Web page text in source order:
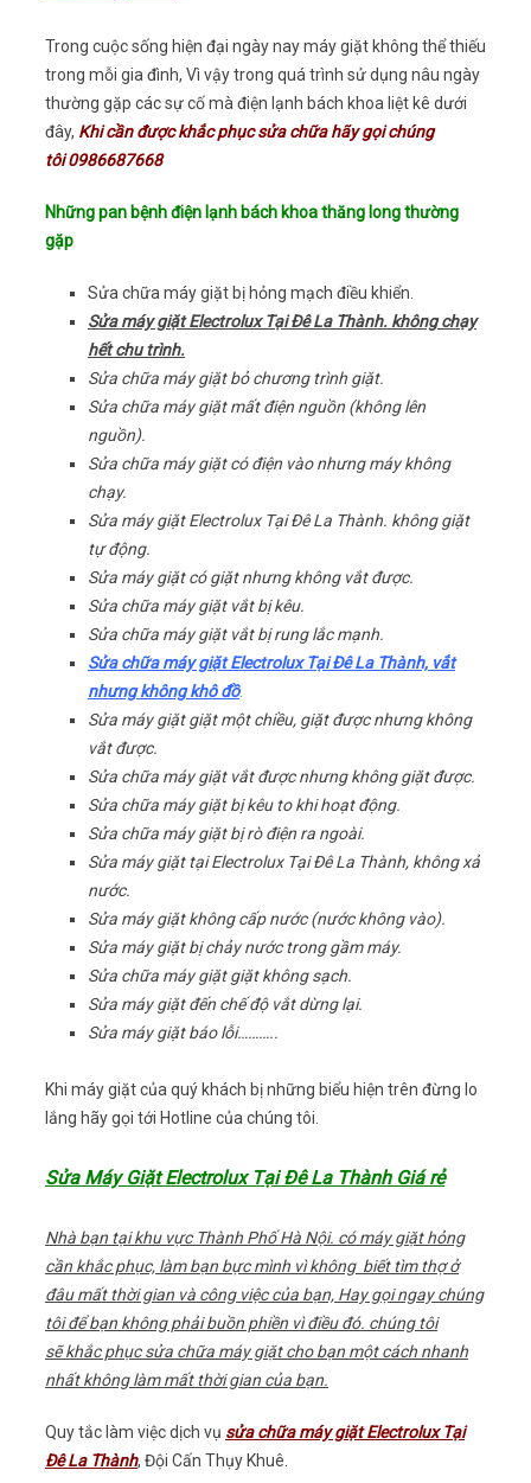
Trong cuộc sống hiện đại ngày nay máy giặt không thể thiếu
trong mỗi gia đình, Vì vậy trong quá trình sử dụng nâu ngày
thường gặp các sự cố mà điện lạnh bách khoa liệt kê dưới
đây, Khi cần được khắc phục sửa chữa hãy gọi chúng
tôi 0986687668
Những pan bệnh điện lạnh bách khoa thăng long thường
gặp
Sửa chữa máy giặt bị hỏng mạch điều khiển.
Sửa máy giặt Electrolux Tại Đê La Thành. không chạy
hết chu trình.
Sửa chữa máy giặt bỏ chương trình giặt.
Sửa chữa máy giặt mất điện nguồn (không lên
nguồn).
Sửa chữa máy giặt có điện vào nhưng máy không
chạy.
Sửa máy giặt Electrolux Tại Đê La Thành. không giặt
tự động.
Sửa máy giặt có giặt nhưng không vắt được.
Sửa chữa máy giặt vắt bị kêu.
Sửa chữa máy giặt vắt bị rung lắc mạnh.
Sửa chữa máy giặt Electrolux Tại Đê La Thành, vắt
nhưng không khô đồ.
Sửa máy giặt giặt một chiều, giặt được nhưng không
vắt được.
Sửa chữa máy giặt vắt được nhưng không giặt được.
Sửa chữa máy giặt bị kêu to khi hoạt động.
Sửa chữa máy giặt bị rò điện ra ngoài.
Sửa máy giặt tại Electrolux Tại Đê La Thành, không xả
nước.
Sửa máy giặt không cấp nước (nước không vào).
Sửa máy giặt bị chảy nước trong gầm máy.
Sửa chữa máy giặt giặt không sạch.
Sửa máy giặt đến chế độ vắt dừng lại.
Sửa máy giặt báo lỗi………..
Khi máy giặt của quý khách bị những biểu hiện trên đừng lo
lắng hãy gọi tới Hotline của chúng tôi.
Sửa Máy Giặt Electrolux Tại Đê La Thành Giá rẻ
Nhà bạn tại khu vực Thành Phố Hà Nội. có máy giặt hỏng
cần khắc phục, làm bạn bực mình vì không biết tìm thợ ở
đâu mất thời gian và công việc của bạn, Hay gọi ngay chúng
tôi để bạn không phải buồn phiền vì điều đó. chúng tôi
sẽ khắc phục sửa chữa máy giặt cho bạn một cách nhanh
nhất không làm mất thời gian của bạn.
Quy tắc làm việc dịch vụ sửa chữa máy giặt Electrolux Tại
Đê La Thành, Đội Cấn Thụy Khuê.